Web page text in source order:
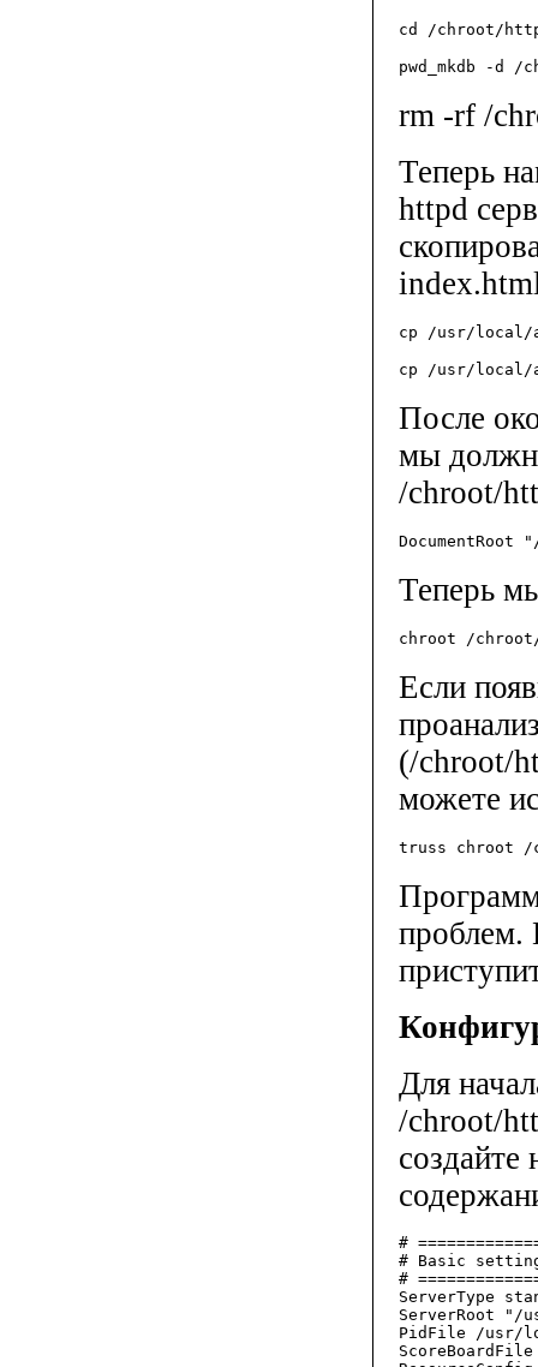
cd /chroot/
pwd_mkdb -d
rm -rf /
Теперь
httpd
cp /usr/local/
cp /usr/local/
После
мы
/chroot/
DocumentRoot
Теперь
chroot /
Если
(/chroot/
можете
truss chroot /
проблем.
Для
/chroot/
#
# Basic
#
ServerType
ServerRoot "/
PidFile /usr/